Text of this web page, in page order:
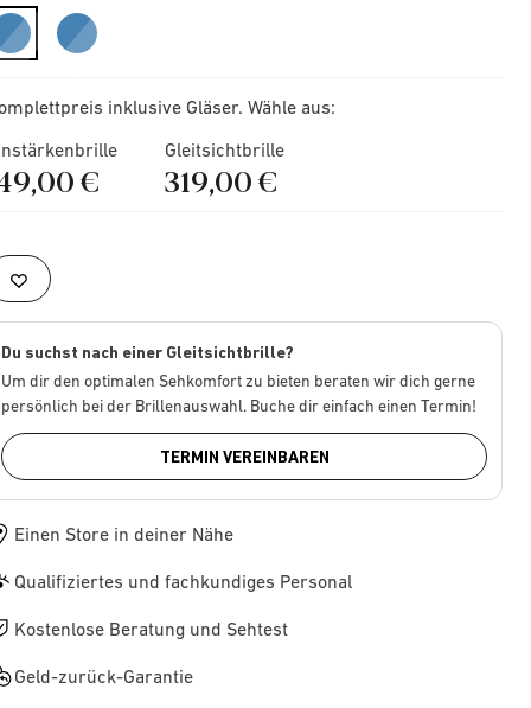
selected
inklusive Gläser. Wähle aus:
€
Gleitsichtbrille
319,00 €
Du suchst nach einer Gleitsichtbrille?
Um dir den optimalen Sehkomfort zu bieten beraten wir dich gerne
persönlich bei der Brillenauswahl. Buche dir einfach einen Termin!
TERMIN VEREINBAREN
Einen Store in deiner Nähe
Qualifiziertes und fachkundiges Personal
Kostenlose Beratung und Sehtest
Geld-zurück-Garantie